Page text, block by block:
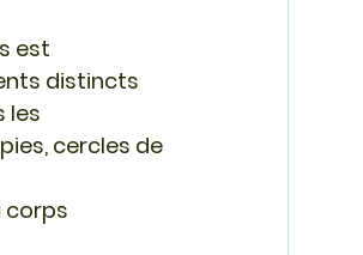
est
distincts
les
cercles de
corps